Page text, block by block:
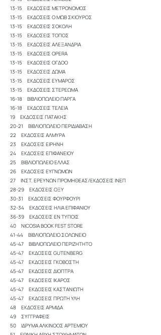
13-15 ΕΚΔΟΣΕΙΣ ΜΕΤΡΟΝΟΜΟΣ
13-15 ΕΚΔΟΣΕΙΣ Ο ΜΩΒ ΣΚΙΟΥΡΟΣ
13-15 ΕΚΔΟΣΕΙΣ ΣΟΚΟΛΗ
13-15 ΕΚΔΟΣΕΙΣ ΤΟΠΟΣ
13-15 ΕΚΔΟΣΕΙΣ ΑΛΕΞΑΝΔΡΙΑ
13-15 ΕΚΔΟΣΕΙΣ OPERA
13-15 ΕΚΔΟΣΕΙΣ ΟΓΔΟΟ
13-15 ΕΚΔΟΣΕΙΣ ΔΩΜΑ
13-15 ΕΚΔΟΣΕΙΣ ΕΥΜΑΡΟΣ
13-15 ΕΚΔΟΣΕΙΣ ΣΤΕΡΕΩΜΑ
16-18 ΒΙΒΛΙΟΠΩΛΕΙΟ ΠΑΡΓΑ
16-18 ΕΚΔΟΣΕΙΣ ΤΕΛΕΙΑ
19 ΕΚΔΟΣΕΙΣ ΠΑΤΑΚΗΣ
20-21 ΒΙΒΛΙΟΠΩΛΕΙΟ ΠΕΡΙΔΙΑΒΑΣΗ
22 ΕΚΔΟΣΕΙΣ ΑΛΜΥΡΑ
23 ΕΚΔΟΣΕΙΣ ΕΙΡΗΝΗ
24 ΕΚΔΟΣΕΙΣ ΕΠΙΦΑΝΕΙΟΥ
25 ΒΙΒΛΙΟΠΩΛΕΙΟ ΕΛΛΑΣ
26 ΕΚΔΟΣΕΙΣ ΕΥΓΝΩΜΩΝ
27 ΙΝΣΤ. ΕΡΕΥΝΩΝ ΠΡΟΜΗΘΕΑΣ/ΕΚΔΟΣΕΙΣ ΙΝΕΠ
28-29 ΕΚΔΟΣΕΙΣ ΟΞΥ
30-31 ΕΚΔΟΣΕΙΣ ΦΟΥΡΦΟΥΡΙ
32-34 ΕΚΔΟΣΕΙΣ ΗΛΙΑ ΕΠΙΦΑΝΙΟΥ
36-39 ΕΚΔΟΣΕΙΣ ΕΝ ΤΥΠΟΙΣ
40 NICOSIA BOOK FEST STORE
41-44 ΒΙΒΛΙΟΠΩΛΕΙΟ ΣΟΛΩΝΕΙΟ
45-47 ΒΙΒΛΙΟΠΩΛΕΙΟ ΠΕΡΙΖΗΤΗΤΟ
45-47 ΕΚΔΟΣΕΙΣ GUTENBERG
45-47 ΕΚΔΟΣΕΙΣ ΓΚΟΒΟΣΤΗ
45-47 ΕΚΔΟΣΕΙΣ ΔΙΟΠΤΡΑ
45-47 ΕΚΔΟΣΕΙΣ ΙΚΑΡΟΣ
45-47 ΕΚΔΟΣΕΙΣ ΚΑΣΤΑΝΙΩΤΗ
45-47 ΕΚΔΟΣΕΙΣ ΠΡΩΤΗ ΥΛΗ
48 ΕΚΔΟΣΕΙΣ ΑΡΜΙΔΑ
49 ΣΥΓΓΡΑΦΕΙΣ
50 ΙΔΡΥΜΑ ΑΛΚΙΝΟΟΣ ΑΡΤΕΜΙΟΥ